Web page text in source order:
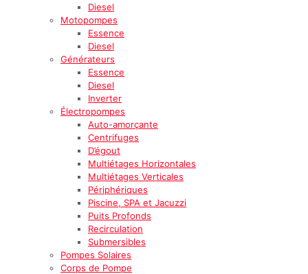
Diesel
Motopompes
Essence
Diesel
Générateurs
Essence
Diesel
Inverter
Électropompes
Auto-amorçante
Centrifuges
D’égout
Multiétages Horizontales
Multiétages Verticales
Périphériques
Piscine, SPA et Jacuzzi
Puits Profonds
Recirculation
Submersibles
Pompes Solaires
Corps de Pompe